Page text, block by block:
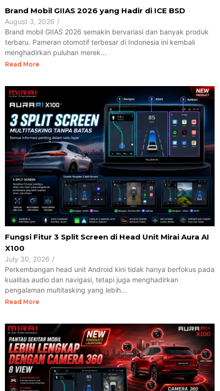
Brand Mobil GIIAS 2026 yang Hadir di ICE BSD
August 3, 2026 /
Brand mobil GIIAS 2026 semakin bervariasi dan banyak produk
terbaru. Pameran otomotif terbesar di Indonesia ini kembali
menghadirkan puluhan merek...
Read More
Fungsi Fitur 3 Split Screen di Head Unit Mirai Aura AI
X100
July 30, 2026 /
Perkembangan head unit Android kini tidak hanya berfokus pada
kualitas audio dan navigasi, tetapi juga menghadirkan
pengalaman multitasking yang lebih...
Read More